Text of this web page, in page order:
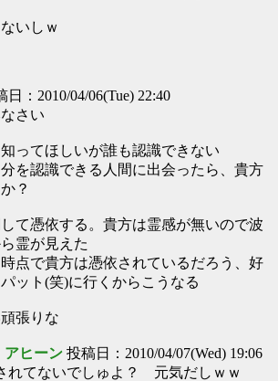
いしｗ
日：2010/04/06(Tue) 22:40
さい
ってほしいが誰も認識できない
を認識できる人間に出会ったら、貴方
？
て憑依する。貴方は霊感が無いので波
霊が見えた
点で貴方は憑依されているだろう、好
ット(笑)に行くからこうなる
張りな
アヒーン 投稿日：2010/04/07(Wed) 19:06
れてないでしゅよ？ 元気だしｗｗ